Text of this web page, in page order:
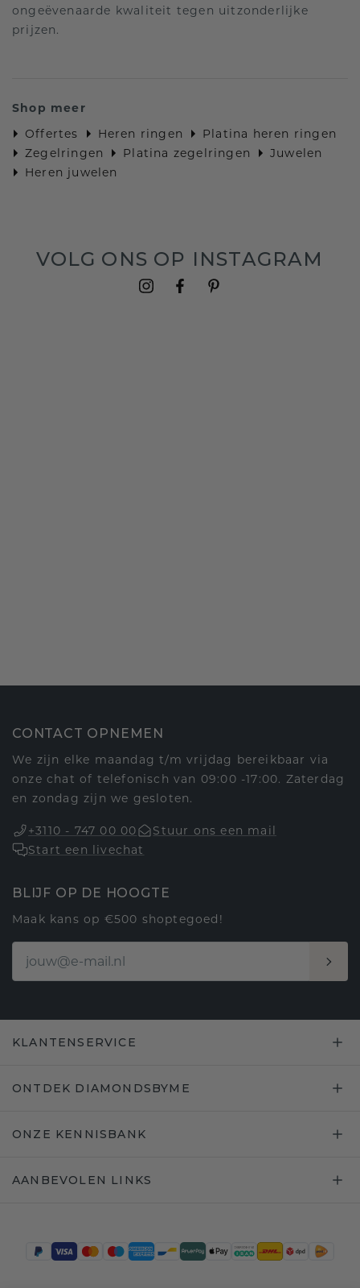
ongeëvenaarde kwaliteit tegen uitzonderlijke
prijzen.
Shop meer
Offertes
Heren ringen
Platina heren ringen
Zegelringen
Platina zegelringen
Juwelen
Heren juwelen
VOLG ONS OP INSTAGRAM
CONTACT OPNEMEN
We zijn elke maandag t/m vrijdag bereikbaar via
onze chat of telefonisch van 09:00 -17:00. Zaterdag
en zondag zijn we gesloten.
+3110 - 747 00 00
Stuur ons een mail
Start een livechat
BLIJF OP DE HOOGTE
Maak kans op €500 shoptegoed!
KLANTENSERVICE
ONTDEK DIAMONDSBYME
ONZE KENNISBANK
AANBEVOLEN LINKS